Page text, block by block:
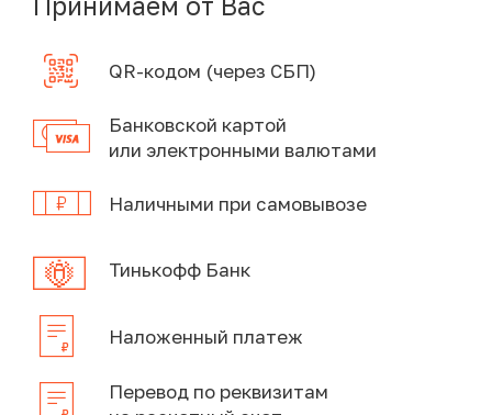
QR-кодом (через СБП)
Банковской картой
или электронными валютами
Наличными при самовывозе
Тинькофф Банк
Наложенный платеж
Перевод по реквизитам